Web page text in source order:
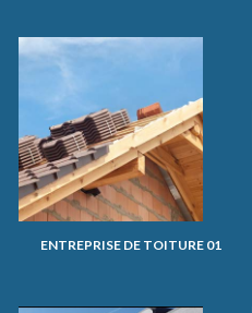
ENTREPRISE DE TOITURE 01